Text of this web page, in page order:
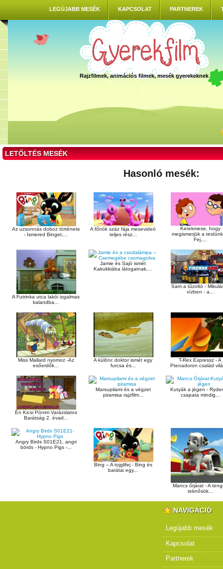
LEGÚJABB MESÉK KAPCSOLAT PARTNEREK
Rajzfilmek, animációs filmek, mesék gyerekeknek
LETŐLTÉS MESÉK
Hasonló mesék:
Az uzsonnás doboz története
- Ismered Binget,...
A főnök száz fája mesevideó
teljes rész...
Kerekmese, hogy
megismerjük a
Fej,...
A Futrinka utca lakói izgalmas
kalandba...
Jamie és Sajó ismét
Kakukkiába látogatnak,...
Sam a tűzoltó -
vízben - a...
Miss Mallard nyomoz -Az
esőerdők...
A különc doktor ismét egy
furcsa és...
T-Rex Expressz - A
Ptenadoron család
Én Kicsi Pónim Varázslatos
Barátság 2. évad...
Marsupilami és a végzet
piramisa rajzfilm...
Kutyák a jégen -
csapata mindig...
Angry Birds S01E21, angri
börds - Hypno Pigs -...
Bing – A tojglifej - Bing és
barátai egy...
Mancs őrjárat - A
teknősök...
NAVIGÁCIÓ
Legújabb mesék
Kapcsolat
Partnerek